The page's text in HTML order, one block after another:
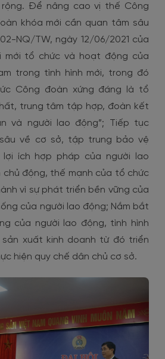
rộng. Để nâng cao vị thế Công
khóa mới cần quan tâm sâu
NQ/TW, ngày 12/06/2021 của
mới tổ chức và hoạt động của
trong tình hình mới, trong đó
Công đoàn xứng đáng là tổ
trung tâm tập hợp, đoàn kết
và người lao động”; Tiếp tục
về cơ sở, tập trung bảo vệ
ích hợp pháp của người lao
chủ động, thế mạnh của tổ chức
vì sự phát triển bền vững của
của người lao động; Nắm bắt
của người lao động, tình hình
xuất kinh doanh từ đó triển
hiện quy chế dân chủ cơ sở.